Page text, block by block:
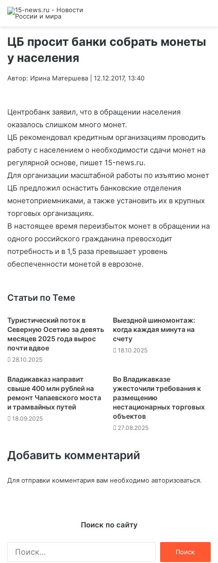
ЦБ просит банки собрать монеты
у населения
Автор: Ирина Матершева | 12.12.2017, 13:40
Центробанк заявил, что в обращении населения
оказалось слишком много монет.
ЦБ рекомендовал кредитным организациям проводить
работу с населением о необходимости сдачи монет на
регулярной основе, пишет 15-news.ru.
Для организации масштабной работы по изъятию монет
ЦБ предложил оснастить банковские отделения
монетоприемниками, а также установить их в крупных
торговых организациях.
В настоящее время переизбыток монет в обращении на
одного российского гражданина превосходит
потребность и в 1,5 раза превышает уровень
обеспеченности монетой в еврозоне.
Статьи по Теме
Туристический поток в
Северную Осетию за девять
месяцев 2025 года вырос
почти вдвое
28.10.2025
Выездной шиномонтаж:
когда каждая минута на
счету
18.10.2025
Владикавказ направит
свыше 400 млн рублей на
ремонт Чапаевского моста
и трамвайных путей
18.09.2025
Во Владикавказе
ужесточили требования к
размещению
нестационарных торговых
объектов
27.08.2025
Добавить комментарий
Для отправки комментария вам необходимо авторизоваться.
Поиск по сайту